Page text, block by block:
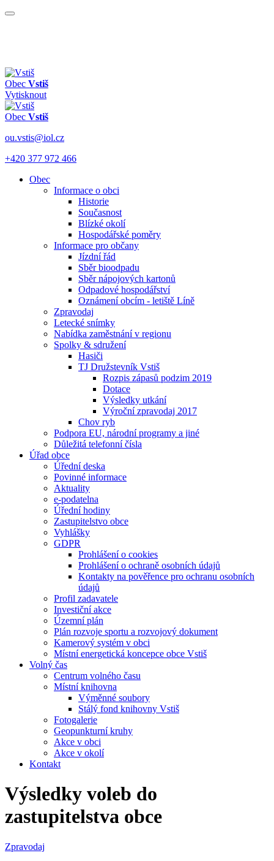
Obec Vstiš
Vytisknout
Obec Vstiš
ou.vstis@iol.cz
+420 377 972 466
Obec
Informace o obci
Historie
Současnost
Blízké okolí
Hospodářské poměry
Informace pro občany
Jízdní řád
Sběr bioodpadu
Sběr nápojových kartonů
Odpadové hospodářství
Oznámení obcím - letiště Líně
Zpravodaj
Letecké snímky
Nabídka zaměstnání v regionu
Spolky & sdružení
Hasiči
TJ Družstevník Vstiš
Rozpis zápasů podzim 2019
Dotace
Výsledky utkání
Výroční zpravodaj 2017
Chov ryb
Podpora EU, národní programy a jiné
Důležitá telefonní čísla
Úřad obce
Úřední deska
Povinné informace
Aktuality
e-podatelna
Úřední hodiny
Zastupitelstvo obce
Vyhlášky
GDPR
Prohlášení o cookies
Prohlášení o ochraně osobních údajů
Kontakty na pověřence pro ochranu osobních
údajů
Profil zadavatele
Investiční akce
Územní plán
Plán rozvoje sportu a rozvojový dokument
Kamerový systém v obci
Místní energetická koncepce obce Vstiš
Volný čas
Centrum volného času
Místní knihovna
Výměnné soubory
Stálý fond knihovny Vstiš
Fotogalerie
Geopunkturní kruhy
Akce v obci
Akce v okolí
Kontakt
Výsledky voleb do
zastupitelstva obce
Zpravodaj